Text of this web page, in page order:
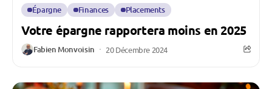
Épargne Finances Placements
Votre épargne rapportera moins en 2025
Fabien Monvoisin 20 Décembre 2024